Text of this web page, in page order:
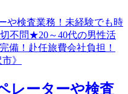
レーターや検査